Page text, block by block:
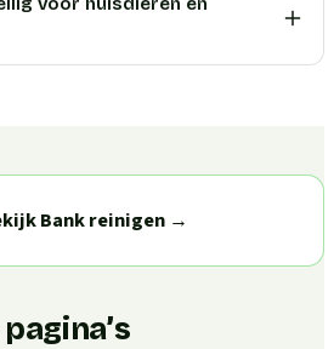
Bank reinigen→